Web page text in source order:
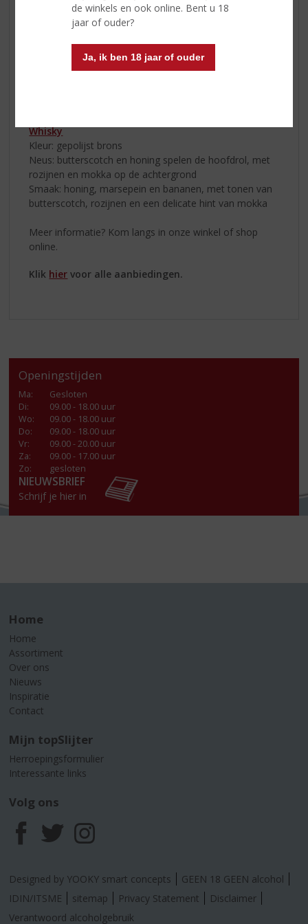
de winkels en ook online. Bent u 18
jaar of ouder?
Ja, ik ben 18 jaar of ouder
afstroomt voorziet de distilleerderij van het benodigde
water. De distilleerderij is ontworpen door S. Lothian
Barclay en de beroemde architect William Delme-Evans.
Het hele distilleerderij-complex werd in 1967 gebouwd
en heeft meerdere grote warehouses, naast de
Whisky
Kleur: gepolijst brons
Neus: butterscotch en honing spelen de hoofdrol, met
rozijnen en mokka op de achtergrond
Smaak: honing, marsepein en bananen, met tonen van
butterscotch, rozijnen en een delicate hint van mokka
Meer informatie? Kom langs in onze winkel of shop
online.
Klik hier voor alle aanbiedingen.
Openingstijden
Ma:
Gesloten
Di:
09.00 - 18.00 uur
Wo:
09.00 - 18.00 uur
Do:
09.00 - 18.00 uur
Vr:
09.00 - 20.00 uur
Za:
09.00 - 17.00 uur
Zo:
gesloten
NIEUWSBRIEF
Schrijf je hier in
Home
Home
Assortiment
Over ons
Nieuws
Inspiratie
Contact
Mijn topSlijter
Herroepingsformulier
Interessante links
Volg ons
F
a
c
T
w
i
I
n
s
Designed by YOOKY smart concepts
GEEN 18 GEEN alcohol
IDIN/ITSME
sitemap Privacy Statement
Disclaimer
Verantwoord alcoholgebruik